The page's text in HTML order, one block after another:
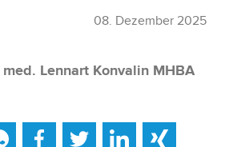
08. Dezember 2025
med. Lennart Konvalin MHBA